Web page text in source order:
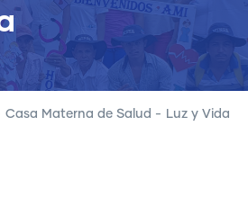
Casa Materna de Salud - Luz y Vida